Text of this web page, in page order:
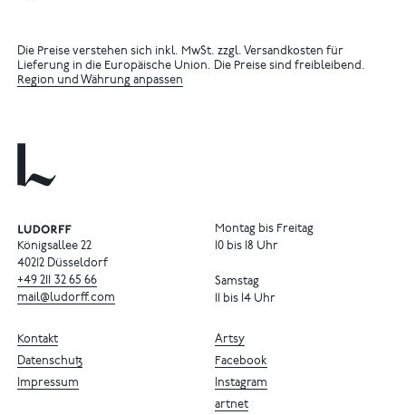
Die Preise verstehen sich inkl. MwSt. zzgl. Versandkosten für
Lieferung in die Europäische Union. Die Preise sind freibleibend.
Region und Währung anpassen
Königsallee 22
40212 Düsseldorf
+49 211 32 65 66
mail@ludorff.com
Montag bis Freitag
10 bis 18 Uhr
Samstag
11 bis 14 Uhr
Artsy
Facebook
Instagram
artnet
Kontakt
Datenschutz
Impressum